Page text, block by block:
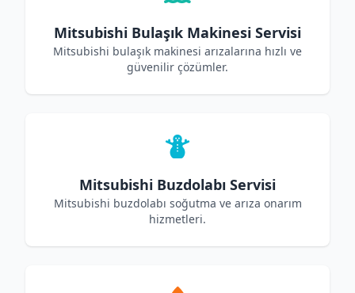
Mitsubishi Bulaşık Makinesi Servisi
Mitsubishi bulaşık makinesi arızalarına hızlı ve
güvenilir çözümler.
Mitsubishi Buzdolabı Servisi
Mitsubishi buzdolabı soğutma ve arıza onarım
hizmetleri.